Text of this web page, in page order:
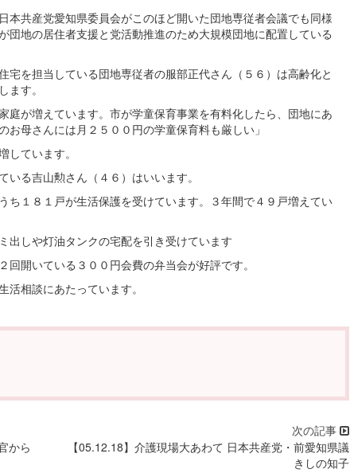
共産党愛知県委員会がこのほど開いた団地専従者会議でも同様
団地の居住者支援と党活動推進のため大規模団地に配置している
を担当している団地専従者の服部正代さん（５６）は高齢化と
す。
が増えています。市が学童保育事業を有料化したら、団地にあ
母さんには月２５００円の学童保育料も厳しい」
ています。
る吉山勲さん（４６）はいいます。
１８１戸が生活保護を受けています。３年間で４９戸増えてい
しや灯油タンクの宅配を引き受けています
開いている３００円会費の弁当会が好評です。
相談にあたっています。
から
【05.12.18】介護現場大あわて 日本共産党・前愛知県議
きしの知子